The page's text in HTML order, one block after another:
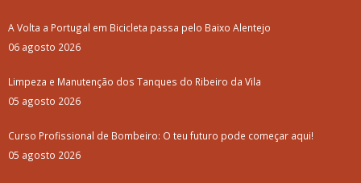
A Volta a Portugal em Bicicleta passa pelo Baixo Alentejo
06 agosto 2026
Limpeza e Manutenção dos Tanques do Ribeiro da Vila
05 agosto 2026
Curso Profissional de Bombeiro: O teu futuro pode começar aqui!
05 agosto 2026